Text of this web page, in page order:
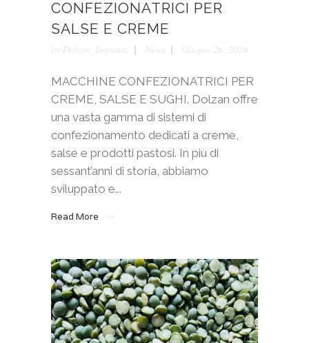
CONFEZIONATRICI PER
SALSE E CREME
by Dolzan_Impianti News Giugno 26, 2024
MACCHINE CONFEZIONATRICI PER
CREME, SALSE E SUGHI. Dolzan offre
una vasta gamma di sistemi di
confezionamento dedicati a creme,
salse e prodotti pastosi. In più di
sessant’anni di storia, abbiamo
sviluppato e...
Read More